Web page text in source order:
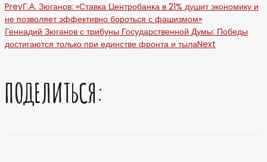
PrevГ.А. Зюганов: «Ставка Центробанка в 21% душит экономику и
не позволяет эффективно бороться с фашизмом»
Геннадий Зюганов с трибуны Государственной Думы: Победы
достигаются только при единстве фронта и тылаNext
ПОДЕЛИТЬСЯ: